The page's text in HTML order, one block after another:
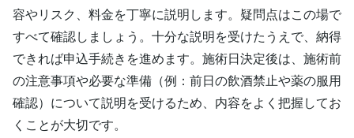
容やリスク、料金を丁寧に説明します。疑問点はこの場で
すべて確認しましょう。十分な説明を受けたうえで、納得
できれば申込手続きを進めます。施術日決定後は、施術前
の注意事項や必要な準備（例：前日の飲酒禁止や薬の服用
確認）について説明を受けるため、内容をよく把握してお
くことが大切です。